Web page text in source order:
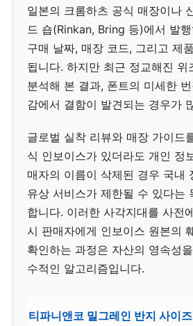
일본의 크롬하츠 공식 매장이나
드 숍(Rinkan, Bring 등)에서 발
구매 날짜, 매장 코드, 그리고 제
됩니다. 하지만 최근 정교해진 위
분석해 본 결과, 폰트의 미세한
감에서 결함이 발견되는 경우가
글로벌 실착 리뷰와 매장 가이드
식 인보이스가 있더라도 개인 정
매자의 이름이 삭제된 경우 국내
유상 서비스가 제한될 수 있다는
합니다. 이러한 사각지대를 사전
시 판매자에게 인보이스 원본의
확인하는 과정은 자산의 영속성
수적인 알고리즘입니다.
티파니앤코 밀그레인 반지 사이